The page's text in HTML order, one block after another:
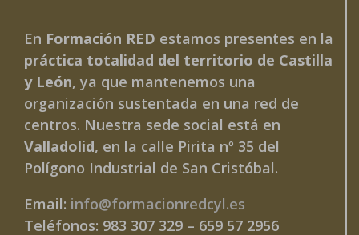
En Formación RED estamos presentes en la
práctica totalidad del territorio de Castilla
y León, ya que mantenemos una
organización sustentada en una red de
centros. Nuestra sede social está en
Valladolid, en la calle Pirita nº 35 del
Polígono Industrial de San Cristóbal.
Email: info@formacionredcyl.es
Teléfonos: 983 307 329 – 659 57 2956